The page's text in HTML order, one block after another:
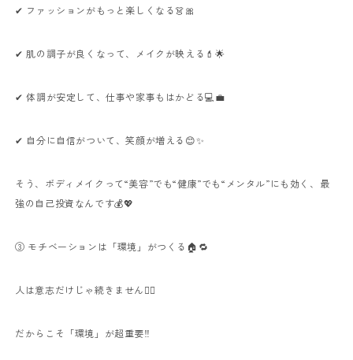
✔ ファッションがもっと楽しくなる👗🎀
✔ 肌の調子が良くなって、メイクが映える💄🌟
✔ 体調が安定して、仕事や家事もはかどる💻💼
✔ 自分に自信がついて、笑顔が増える😊✨
そう、ボディメイクって“美容”でも“健康”でも“メンタル”にも効く、最
強の自己投資なんです💰💖
③ モチベーションは「環境」がつくる🏠🔁
人は意志だけじゃ続きません🙅‍♀️
だからこそ「環境」が超重要‼️